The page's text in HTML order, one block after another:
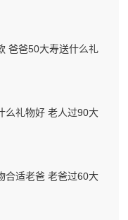
爸爸50大寿送什么礼
么礼物好 老人过90大
合适老爸 老爸过60大